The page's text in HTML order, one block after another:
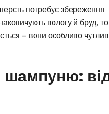
потребує збереження
вологу й бруд,
— вони особливо
шампуню: